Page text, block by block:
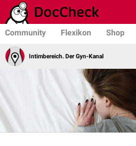
Community Flexikon Shop
Intimbereich. Der Gyn-Kanal